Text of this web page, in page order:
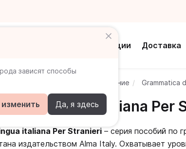
Акции Доставка
зависят способы
Да, я здесь
Грамматика, лексика, произношение Grammatica
della lingua italiana Per
italiana Per Stranieri – серия пособий по
издательством Alma Italy. Охватывает